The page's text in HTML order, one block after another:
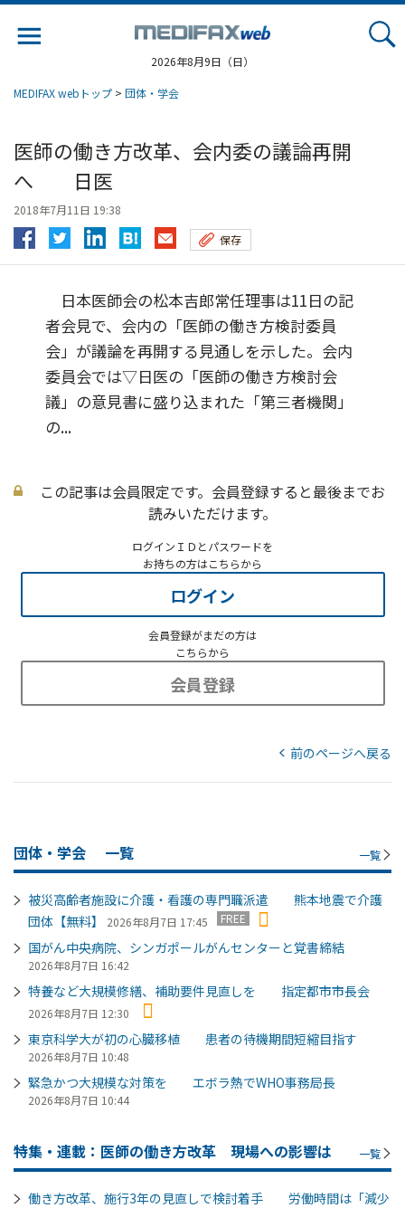
2026年8月9日（日）
MEDIFAX webトップ > 団体・学会
医師の働き方改革、会内委の議論再開
へ 日医
2018年7月11日 19:38
保存
日本医師会の松本吉郎常任理事は11日の記
者会見で、会内の「医師の働き方検討委員
会」が議論を再開する見通しを示した。会内
委員会では▽日医の「医師の働き方検討会
議」の意見書に盛り込まれた「第三者機関」
の...
この記事は会員限定です。会員登録すると最後までお
読みいただけます。
ログインＩＤとパスワードを
お持ちの方はこちらから
ログイン
会員登録がまだの方は
こちらから
会員登録
前のページへ戻る
団体・学会 一覧 一覧
被災高齢者施設に介護・看護の専門職派遣 熊本地震で介護
団体【無料】
2026年8月7日 17:45 FREE
国がん中央病院、シンガポールがんセンターと覚書締結
2026年8月7日 16:42
特養など大規模修繕、補助要件見直しを 指定都市市長会
2026年8月7日 12:30
東京科学大が初の心臓移植 患者の待機期間短縮目指す
2026年8月7日 10:48
緊急かつ大規模な対策を エボラ熱でWHO事務局長
2026年8月7日 10:44
特集・連載：医師の働き方改革 現場への影響は 一覧
働き方改革、施行3年の見直しで検討着手 労働時間は「減少